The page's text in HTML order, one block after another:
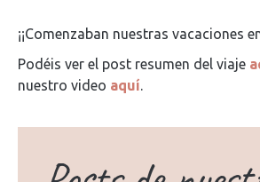
¡¡Comenzaban nuestras vacaciones
Podéis ver el post resumen del viaje
nuestro video aquí.